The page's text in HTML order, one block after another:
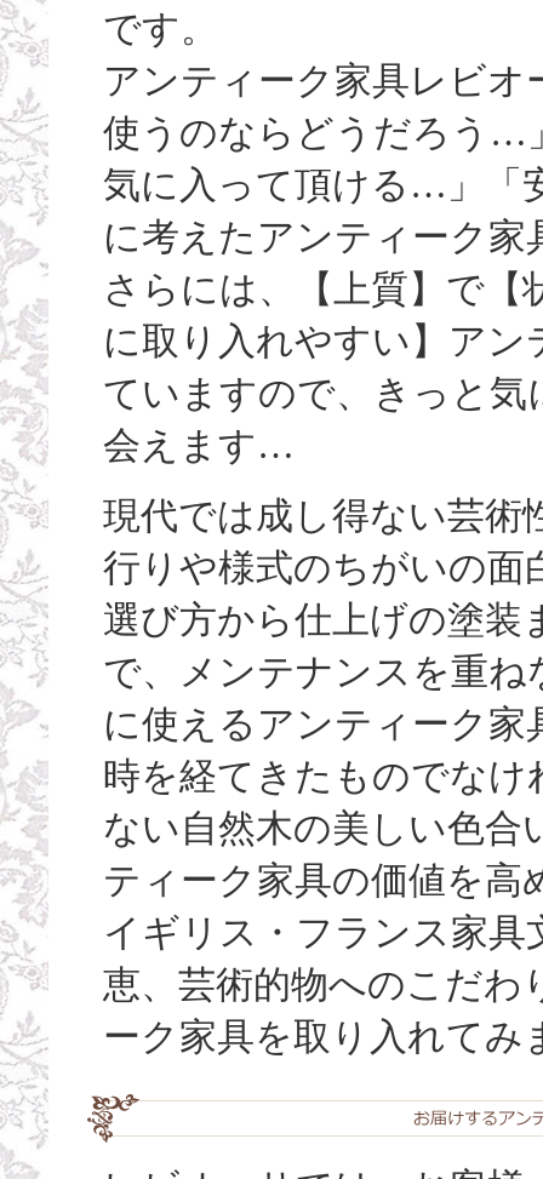
です。
アンティーク家具レビ
使うのならどうだろう…
気に入って頂ける…」「
に考えたアンティーク
さらには、【上質】で【
に取り入れやすい】ア
ていますので、きっと
会えます…
現代では成し得ない芸術
行りや様式のちがいの面
選び方から仕上げの塗
で、メンテナンスを重
に使えるアンティーク
時を経てきたものでな
ない自然木の美しい色合
ティーク家具の価値を高
イギリス・フランス家
恵、芸術的物へのこだわ
ーク家具を取り入れてみ